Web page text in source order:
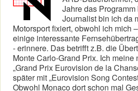
Jahre das
Journalist bin ich da
Motorsport fixiert, obwohl ich mich
einige interessante
- erinnere. Das betrifft z.B. die
Monte Carlo-Grand Prix. Ich meine
„Grand Prix Eurovision de la
später mit „Eurovision Song
Obwohl Monaco dort schon mal